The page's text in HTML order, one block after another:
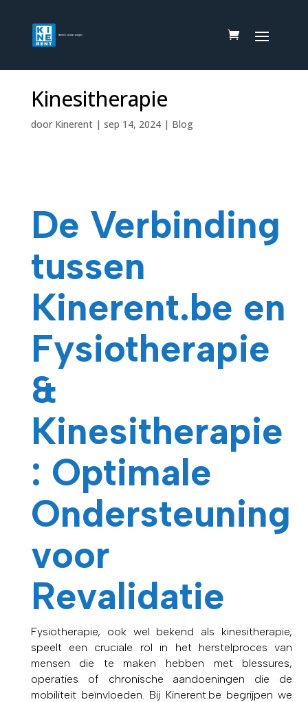
Kinesitherapie
door Kinerent| sep 14, 2024| Blog
De Verbinding
tussen
Kinerent.be en
Fysiotherapie
&
Kinesitherapie
: Optimale
Ondersteuning
voor
Revalidatie
Fysiotherapie, ook wel bekend als kinesitherapie,
speelt een cruciale rol in het herstelproces van
mensen die te maken hebben met blessures,
operaties of chronische aandoeningen die de
mobiliteit beïnvloeden. Bij Kinerent.be begrijpen we